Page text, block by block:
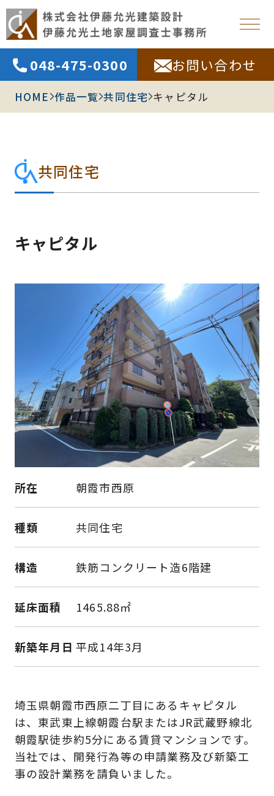
048-475-0300 お問い合わせ
HOME 作品一覧 共同住宅 キャピタル
共同住宅
キャピタル
所在 朝霞市西原
種類 共同住宅
構造 鉄筋コンクリート造6階建
延床面積 1465.88㎡
新築年月日 平成14年3月
埼玉県朝霞市西原二丁目にあるキャピタル
は、東武東上線朝霞台駅またはJR武蔵野線北
朝霞駅徒歩約5分にある賃貸マンションです。
当社では、開発行為等の申請業務及び新築工
事の設計業務を請負いました。